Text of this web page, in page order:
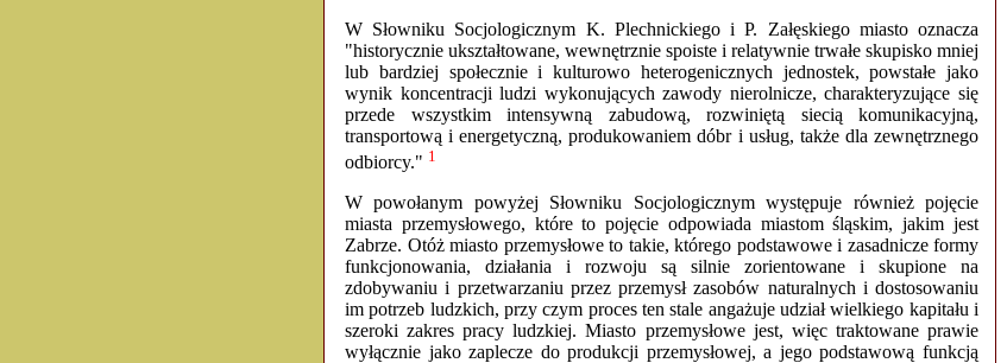
W Słowniku Socjologicznym K. Plechnickiego i P. Załęskiego miasto oznacza
"historycznie ukształtowane, wewnętrznie spoiste i relatywnie trwałe skupisko mniej
lub bardziej społecznie i kulturowo heterogenicznych jednostek, powstałe jako
wynik koncentracji ludzi wykonujących zawody nierolnicze, charakteryzujące się
przede wszystkim intensywną zabudową, rozwiniętą siecią komunikacyjną,
transportową i energetyczną, produkowaniem dóbr i usług, także dla zewnętrznego
odbiorcy." 1
W powołanym powyżej Słowniku Socjologicznym występuje również pojęcie
miasta przemysłowego, które to pojęcie odpowiada miastom śląskim, jakim jest
Zabrze. Otóż miasto przemysłowe to takie, którego podstawowe i zasadnicze formy
funkcjonowania, działania i rozwoju są silnie zorientowane i skupione na
zdobywaniu i przetwarzaniu przez przemysł zasobów naturalnych i dostosowaniu
im potrzeb ludzkich, przy czym proces ten stale angażuje udział wielkiego kapitału i
szeroki zakres pracy ludzkiej. Miasto przemysłowe jest, więc traktowane prawie
wyłącznie jako zaplecze do produkcji przemysłowej, a jego podstawową funkcją